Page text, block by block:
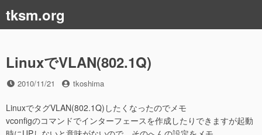
ン
テ
ツ
へ
ス
ッ
プ
tksm.org
LinuxでVLAN(802.1Q)
投
日
2010/11/21
投
者
tkoshima
LinuxでタグVLAN(802.1Q)したくなったのでメモ
vconfigのコマンドでインターフェースを作成したりできますが起動